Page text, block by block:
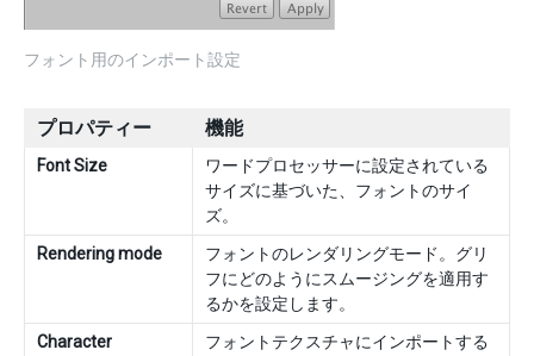
フォント用のインポート設定
プロパティー 機能
Font Size
ワードプロセッサーに設定されている
サイズに基づいた、フォントのサイ
ズ。
Rendering mode
フォントのレンダリングモード。グリ
フにどのようにスムージングを適用す
るかを設定します。
Character
フォントテクスチャにインポートする